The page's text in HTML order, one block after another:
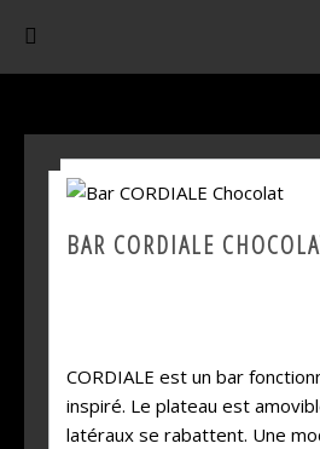
BAR CORDIALE
CORDIALE est un bar
inspiré. Le plateau est
latéraux se rabattent. Une